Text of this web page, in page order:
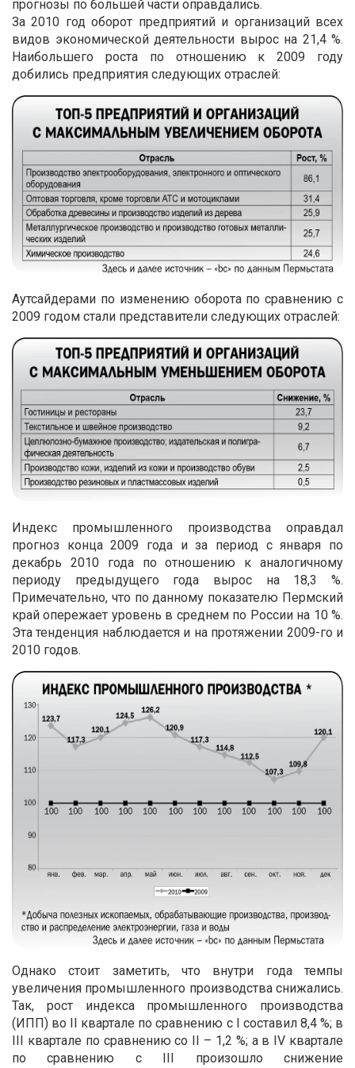
прогнозы по большей части оправдались.
За 2010 год оборот предприятий и организаций всех
видов экономической деятельности вырос на 21,4 %.
Наибольшего роста по отношению к 2009 году
добились предприятия следующих отраслей:
Аутсайдерами по изменению оборота по сравнению с
2009 годом стали представители следующих отраслей:
Индекс промышленного производства оправдал
прогноз конца 2009 года и за период с января по
декабрь 2010 года по отношению к аналогичному
периоду предыдущего года вырос на 18,3 %.
Примечательно, что по данному показателю Пермский
край опережает уровень в среднем по России на 10 %.
Эта тенденция наблюдается и на протяжении 2009-го и
2010 годов.
Однако стоит заметить, что внутри года темпы
увеличения промышленного производства снижались.
Так, рост индекса промышленного производства
(ИПП) во II квартале по сравнению с I составил 8,4 %; в
III квартале по сравнению со II – 1,2 %; а в IV квартале
по сравнению с III произошло снижение